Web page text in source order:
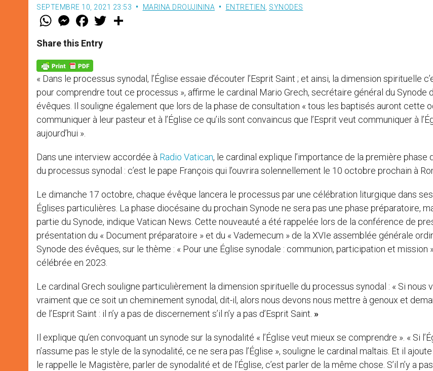
SEPTEMBRE 10, 2021 23:53 MARINA DROUJININA ENTRETIEN, SYNODES
W
t
s
A
p
p
M
e
s
e
n
g
e
r
F
a
e
b
o
k
w
Share this Entry
« Dans le processus synodal, l’Église essaie d’écouter l’Esprit Saint ; et ainsi, la dimension spirituelle
pour comprendre tout ce processus », affirme le cardinal Mario Grech, secrétaire général du Synode
évêques. Il souligne également que lors de la phase de consultation « tous les baptisés auront cette
communiquer à leur pasteur et à l’Église ce qu’ils sont convaincus que l’Esprit veut communiquer à
aujourd’hui ».
Dans une interview accordée à Radio Vatican, le cardinal explique l’importance de la première phase
du processus synodal : c’est le pape François qui l’ouvrira solennellement le 10 octobre prochain à
Le dimanche 17 octobre, chaque évêque lancera le processus par une célébration liturgique dans
Églises particulières. La phase diocésaine du prochain Synode ne sera pas une phase préparatoire,
partie du Synode, indique Vatican News. Cette nouveauté a été rappelée lors de la conférence de
présentation du « Document préparatoire » et du « Vademecum » de la XVIe assemblée générale
Synode des évêques, sur le thème : « Pour une Église synodale : communion, participation et mission
célébrée en 2023.
Le cardinal Grech souligne particulièrement la dimension spirituelle du processus synodal : « Si nous
vraiment que ce soit un cheminement synodal, dit-il, alors nous devons nous mettre à genoux et
de l’Esprit Saint : il n’y a pas de discernement s’il n’y a pas d’Esprit Saint. »
Il explique qu’en convoquant un synode sur la synodalité « l’Église veut mieux se comprendre ». « Si
n’assume pas le style de la synodalité, ce ne sera pas l’Église », souligne le cardinal maltais. Et il
le rappelle le Magistère, parler de synodalité et de l’Église, c’est parler de la même chose. S’il n’y a